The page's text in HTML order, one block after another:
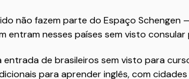
não fazem parte do Espaço
entram nesses países sem visto
entrada de brasileiros sem visto para
para aprender inglês, com